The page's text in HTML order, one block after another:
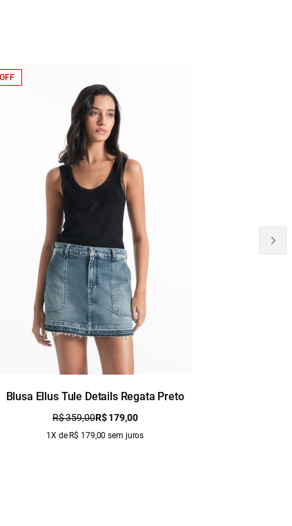
Blusa Ellus Tule Details Regata Preto
R$ 359,00R$ 179,00
1X de R$ 179,00 sem juros